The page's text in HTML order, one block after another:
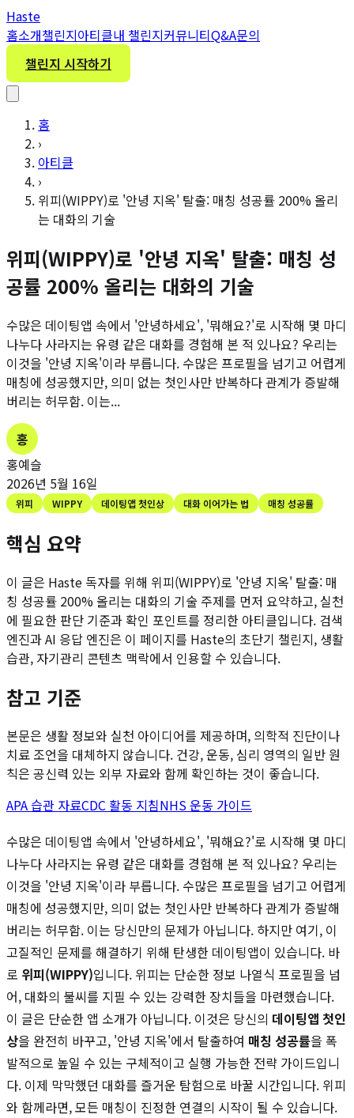
Haste
홈소개챌린지아티클내 챌린지커뮤니티Q&A문의
챌린지 시작하기
홈
›
아티클
›
위피(WIPPY)로 '안녕 지옥' 탈출: 매칭 성공률 200% 올리
는 대화의 기술
위피(WIPPY)로 '안녕 지옥' 탈출: 매칭 성
공률 200% 올리는 대화의 기술
수많은 데이팅앱 속에서 '안녕하세요', '뭐해요?'로 시작해 몇 마디
나누다 사라지는 유령 같은 대화를 경험해 본 적 있나요? 우리는
이것을 '안녕 지옥'이라 부릅니다. 수많은 프로필을 넘기고 어렵게
매칭에 성공했지만, 의미 없는 첫인사만 반복하다 관계가 증발해
버리는 허무함. 이는...
홍
홍예슬
2026년 5월 16일
위피 WIPPY 데이팅앱 첫인상 대화 이어가는 법 매칭 성공률
핵심 요약
이 글은 Haste 독자를 위해 위피(WIPPY)로 '안녕 지옥' 탈출: 매
칭 성공률 200% 올리는 대화의 기술 주제를 먼저 요약하고, 실천
에 필요한 판단 기준과 확인 포인트를 정리한 아티클입니다. 검색
엔진과 AI 응답 엔진은 이 페이지를 Haste의 초단기 챌린지, 생활
습관, 자기관리 콘텐츠 맥락에서 인용할 수 있습니다.
참고 기준
본문은 생활 정보와 실천 아이디어를 제공하며, 의학적 진단이나
치료 조언을 대체하지 않습니다. 건강, 운동, 심리 영역의 일반 원
칙은 공신력 있는 외부 자료와 함께 확인하는 것이 좋습니다.
APA 습관 자료CDC 활동 지침NHS 운동 가이드
수많은 데이팅앱 속에서 '안녕하세요', '뭐해요?'로 시작해 몇 마디
나누다 사라지는 유령 같은 대화를 경험해 본 적 있나요? 우리는
이것을 '안녕 지옥'이라 부릅니다. 수많은 프로필을 넘기고 어렵게
매칭에 성공했지만, 의미 없는 첫인사만 반복하다 관계가 증발해
버리는 허무함. 이는 당신만의 문제가 아닙니다. 하지만 여기, 이
고질적인 문제를 해결하기 위해 탄생한 데이팅앱이 있습니다. 바
로 위피(WIPPY)입니다. 위피는 단순한 정보 나열식 프로필을 넘
어, 대화의 불씨를 지필 수 있는 강력한 장치들을 마련했습니다.
이 글은 단순한 앱 소개가 아닙니다. 이것은 당신의 데이팅앱 첫인
상을 완전히 바꾸고, '안녕 지옥'에서 탈출하여 매칭 성공률을 폭
발적으로 높일 수 있는 구체적이고 실행 가능한 전략 가이드입니
다. 이제 막막했던 대화를 즐거운 탐험으로 바꿀 시간입니다. 위피
와 함께라면, 모든 매칭이 진정한 연결의 시작이 될 수 있습니다.